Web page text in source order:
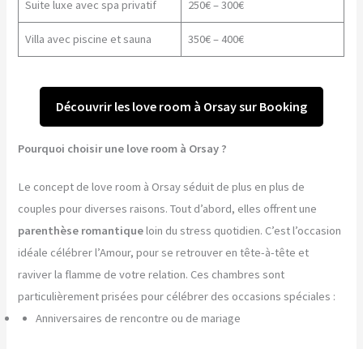
Suite luxe avec spa privatif 250€ – 300€
Villa avec piscine et sauna 350€ – 400€
Découvrir les love room à Orsay sur Booking
Pourquoi choisir une love room à Orsay ?
Le concept de love room à Orsay séduit de plus en plus de
couples pour diverses raisons. Tout d’abord, elles offrent une
parenthèse romantiqueloin du stress quotidien. C’est l’occasion
idéale célébrer l’Amour, pour se retrouver en tête-à-tête et
raviver la flamme de votre relation. Ces chambres sont
particulièrement prisées pour célébrer des occasions spéciales :
Anniversaires de rencontre ou de mariage